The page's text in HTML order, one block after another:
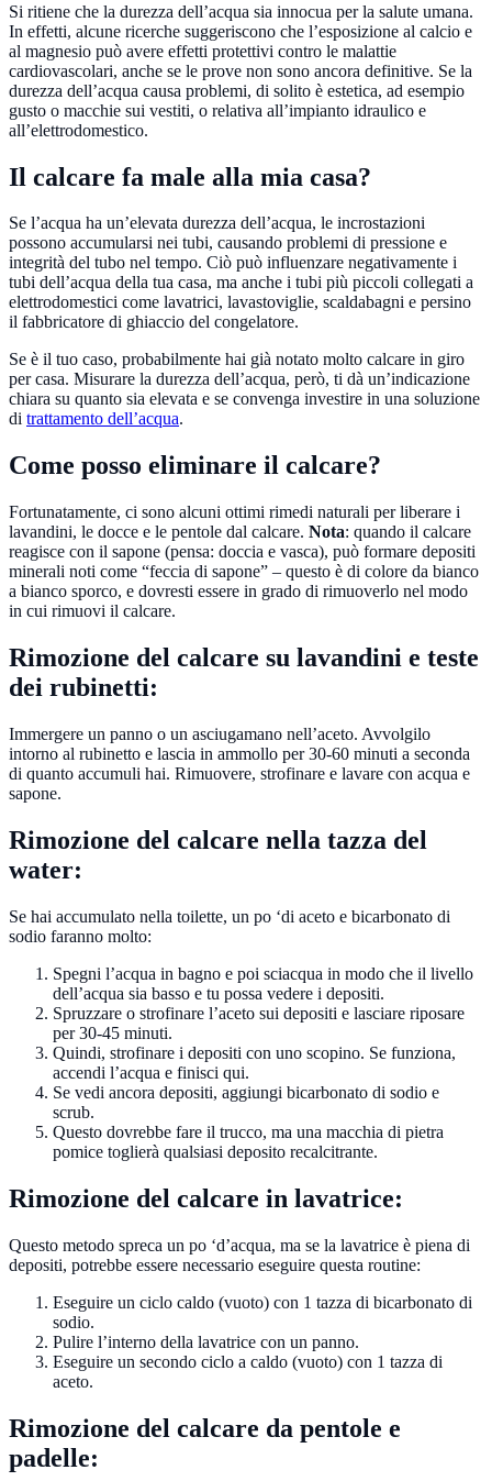
Si ritiene che la durezza dell’acqua sia innocua per la salute umana.
In effetti, alcune ricerche suggeriscono che l’esposizione al calcio e
al magnesio può avere effetti protettivi contro le malattie
cardiovascolari, anche se le prove non sono ancora definitive. Se la
durezza dell’acqua causa problemi, di solito è estetica, ad esempio
gusto o macchie sui vestiti, o relativa all’impianto idraulico e
all’elettrodomestico.
Il calcare fa male alla mia casa?
Se l’acqua ha un’elevata durezza dell’acqua, le incrostazioni
possono accumularsi nei tubi, causando problemi di pressione e
integrità del tubo nel tempo. Ciò può influenzare negativamente i
tubi dell’acqua della tua casa, ma anche i tubi più piccoli collegati a
elettrodomestici come lavatrici, lavastoviglie, scaldabagni e persino
il fabbricatore di ghiaccio del congelatore.
Se è il tuo caso, probabilmente hai già notato molto calcare in giro
per casa. Misurare la durezza dell’acqua, però, ti dà un’indicazione
chiara su quanto sia elevata e se convenga investire in una soluzione
di trattamento dell’acqua.
Come posso eliminare il calcare?
Fortunatamente, ci sono alcuni ottimi rimedi naturali per liberare i
lavandini, le docce e le pentole dal calcare. Nota: quando il calcare
reagisce con il sapone (pensa: doccia e vasca), può formare depositi
minerali noti come “feccia di sapone” – questo è di colore da bianco
a bianco sporco, e dovresti essere in grado di rimuoverlo nel modo
in cui rimuovi il calcare.
Rimozione del calcare su lavandini e teste
dei rubinetti:
Immergere un panno o un asciugamano nell’aceto. Avvolgilo
intorno al rubinetto e lascia in ammollo per 30-60 minuti a seconda
di quanto accumuli hai. Rimuovere, strofinare e lavare con acqua e
sapone.
Rimozione del calcare nella tazza del
water:
Se hai accumulato nella toilette, un po ‘di aceto e bicarbonato di
sodio faranno molto:
Spegni l’acqua in bagno e poi sciacqua in modo che il livello
dell’acqua sia basso e tu possa vedere i depositi.
Spruzzare o strofinare l’aceto sui depositi e lasciare riposare
per 30-45 minuti.
Quindi, strofinare i depositi con uno scopino. Se funziona,
accendi l’acqua e finisci qui.
Se vedi ancora depositi, aggiungi bicarbonato di sodio e
scrub.
Questo dovrebbe fare il trucco, ma una macchia di pietra
pomice toglierà qualsiasi deposito recalcitrante.
Rimozione del calcare in lavatrice:
Questo metodo spreca un po ‘d’acqua, ma se la lavatrice è piena di
depositi, potrebbe essere necessario eseguire questa routine:
Eseguire un ciclo caldo (vuoto) con 1 tazza di bicarbonato di
sodio.
Pulire l’interno della lavatrice con un panno.
Eseguire un secondo ciclo a caldo (vuoto) con 1 tazza di
aceto.
Rimozione del calcare da pentole e
padelle: